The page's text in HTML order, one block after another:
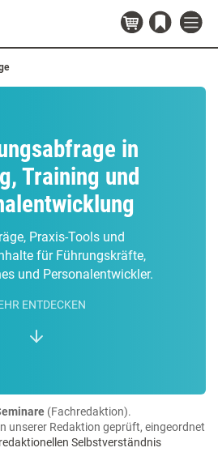
in
Training und
Praxis-Tools und
für Führungskräfte,
und Personalentwickler.
ENTDECKEN
(Fachredaktion).
unserer Redaktion geprüft, eingeordnet
redaktionellen Selbstverständnis